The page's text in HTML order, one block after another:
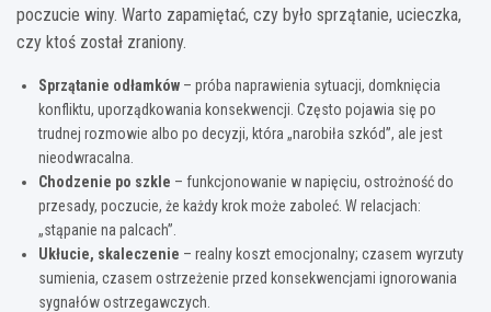
poczucie winy. Warto zapamiętać, czy było sprzątanie, ucieczka,
czy ktoś został zraniony.
Sprzątanie odłamków – próba naprawienia sytuacji, domknięcia
konfliktu, uporządkowania konsekwencji. Często pojawia się po
trudnej rozmowie albo po decyzji, która „narobiła szkód”, ale jest
nieodwracalna.
Chodzenie po szkle – funkcjonowanie w napięciu, ostrożność do
przesady, poczucie, że każdy krok może zaboleć. W relacjach:
„stąpanie na palcach”.
Ukłucie, skaleczenie – realny koszt emocjonalny; czasem wyrzuty
sumienia, czasem ostrzeżenie przed konsekwencjami ignorowania
sygnałów ostrzegawczych.